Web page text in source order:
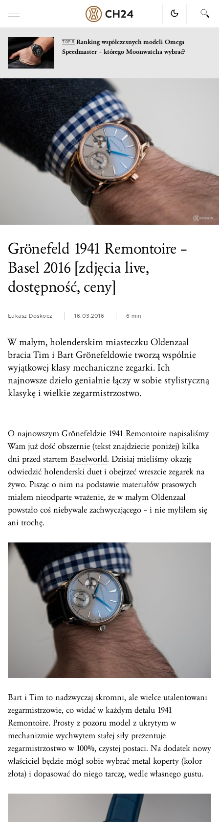
Skip
TOP 5Ranking współczesnych modeli Omega
Speedmaster – którego Moonwatcha wybrać?
Grönefeld 1941 Remontoire –
Basel 2016 [zdjęcia live,
dostępność, ceny]
Łukasz Doskocz 16.03.2016 6 min.
W małym, holenderskim miasteczku Oldenzaal
bracia Tim i Bart Grönefeldowie tworzą wspólnie
wyjątkowej klasy mechaniczne zegarki. Ich
najnowsze dzieło genialnie łączy w sobie stylistyczną
klasykę i wielkie zegarmistrzostwo.
O najnowszym Grönefeldzie 1941 Remontoire napisaliśmy
Wam już dość obszernie (tekst znajdziecie poniżej) kilka
dni przed startem Baselworld. Dzisiaj mieliśmy okazję
odwiedzić holenderski duet i obejrzeć wreszcie zegarek na
żywo. Pisząc o nim na podstawie materiałów prasowych
miałem nieodparte wrażenie, że w małym Oldenzaal
powstało coś niebywale zachwycającego – i nie myliłem się
ani trochę.
Bart i Tim to nadzwyczaj skromni, ale wielce utalentowani
zegarmistrzowie, co widać w każdym detalu 1941
Remontoire. Prosty z pozoru model z ukrytym w
mechanizmie wychwytem stałej siły prezentuje
zegarmistrzostwo w 100%, czystej postaci. Na dodatek nowy
właściciel będzie mógł sobie wybrać metal koperty (kolor
złota) i dopasować do niego tarczę, wedle własnego gustu.